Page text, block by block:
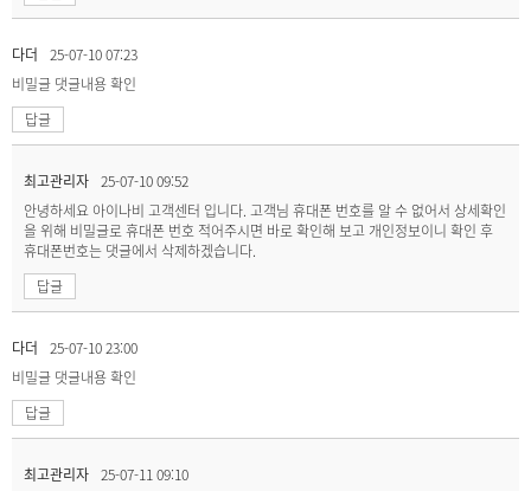
다더
25-07-10 07:23
비밀글 댓글내용 확인
답글
최고관리자 25-07-10 09:52
안녕하세요 아이나비 고객센터 입니다. 고객님 휴대폰 번호를 알 수 없어서 상세확인
을 위해 비밀글로 휴대폰 번호 적어주시면 바로 확인해 보고 개인정보이니 확인 후
휴대폰번호는 댓글에서 삭제하겠습니다.
답글
다더
25-07-10 23:00
비밀글 댓글내용 확인
답글
최고관리자 25-07-11 09:10